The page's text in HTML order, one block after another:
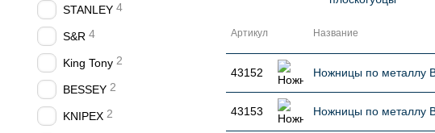
Артикул Название
43152 Ножницы по металлу
43153 Ножницы по металлу
STANLEY 4
S&R 4
King Tony 2
BESSEY 2
KNIPEX 2